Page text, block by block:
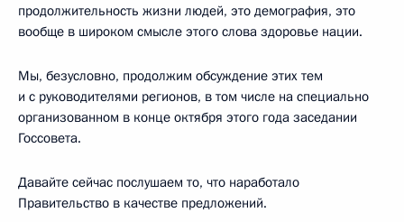
продолжительность жизни людей, это демография, это
вообще в широком смысле этого слова здоровье нации.
Мы, безусловно, продолжим обсуждение этих тем
и с руководителями регионов, в том числе на специально
организованном в конце октября этого года заседании
Госсовета.
Давайте сейчас послушаем то, что наработало
Правительство в качестве предложений.